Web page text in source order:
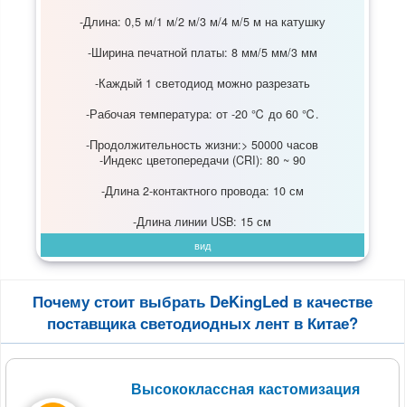
-Длина: 0,5 м/1 м/2 м/3 м/4 м/5 м на катушку
-Ширина печатной платы: 8 мм/5 мм/3 мм
-Каждый 1 светодиод можно разрезать
-Рабочая температура: от -20 ℃ до 60 ℃.
-Продолжительность жизни:> 50000 часов
-Индекс цветопередачи (CRI): 80 ~ 90
-Длина 2-контактного провода: 10 см
-Длина линии USB: 15 см
вид
Почему стоит выбрать DeKingLed в качестве
поставщика светодиодных лент в Китае?
Высококлассная кастомизация